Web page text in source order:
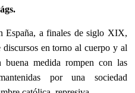
España, a finales de siglo XIX,
discursos en torno al cuerpo y al
buena medida rompen con las
por una sociedad